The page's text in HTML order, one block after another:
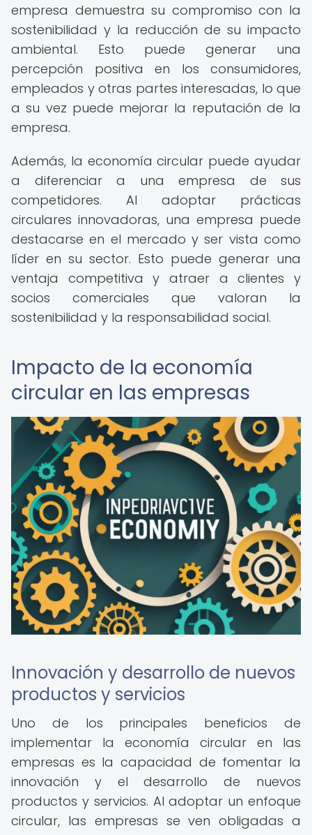
empresa demuestra su compromiso con la
sostenibilidad y la reducción de su impacto
ambiental. Esto puede generar una
percepción positiva en los consumidores,
empleados y otras partes interesadas, lo que
a su vez puede mejorar la reputación de la
empresa.
Además, la economía circular puede ayudar
a diferenciar a una empresa de sus
competidores. Al adoptar prácticas
circulares innovadoras, una empresa puede
destacarse en el mercado y ser vista como
líder en su sector. Esto puede generar una
ventaja competitiva y atraer a clientes y
socios comerciales que valoran la
sostenibilidad y la responsabilidad social.
Impacto de la economía
circular en las empresas
Innovación y desarrollo de nuevos
productos y servicios
Uno de los principales beneficios de
implementar la economía circular en las
empresas es la capacidad de fomentar la
innovación y el desarrollo de nuevos
productos y servicios. Al adoptar un enfoque
circular, las empresas se ven obligadas a